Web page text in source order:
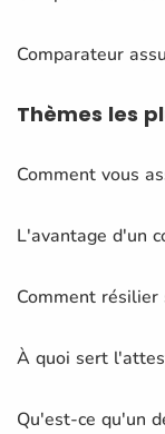
Comparateur
Thèmes les
Comment vous
L'avantage d'un
Comment résilier
À quoi sert
Qu'est-ce qu'un